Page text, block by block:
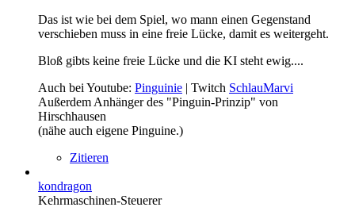
Das ist wie bei dem Spiel, wo mann einen Gegenstand
verschieben muss in eine freie Lücke, damit es weitergeht.
Bloß gibts keine freie Lücke und die KI steht ewig....
Auch bei Youtube: Pinguinie | Twitch SchlauMarvi
Außerdem Anhänger des "Pinguin-Prinzip" von
Hirschhausen
(nähe auch eigene Pinguine.)
Zitieren
kondragon
Kehrmaschinen-Steuerer